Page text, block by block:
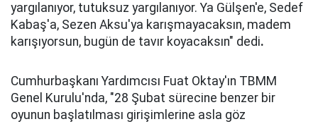
yargılanıyor, tutuksuz yargılanıyor. Ya Gülşen'e, Sedef
Kabaş'a, Sezen Aksu'ya karışmayacaksın, madem
karışıyorsun, bugün de tavır koyacaksın" dedi.
Cumhurbaşkanı Yardımcısı Fuat Oktay'ın TBMM
Genel Kurulu'nda, "28 Şubat sürecine benzer bir
oyunun başlatılması girişimlerine asla göz